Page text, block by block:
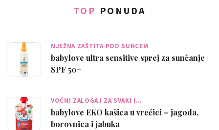
TOP PONUDA
NJEŽNA ZAŠTITA POD SUNCEM
babylove ultra sensitive sprej za sunčanje
SPF 50+
VOĆNI ZALOGAJ ZA SVAKI I…
babylove EKO kašica u vrećici – jagoda,
borovnica i jabuka